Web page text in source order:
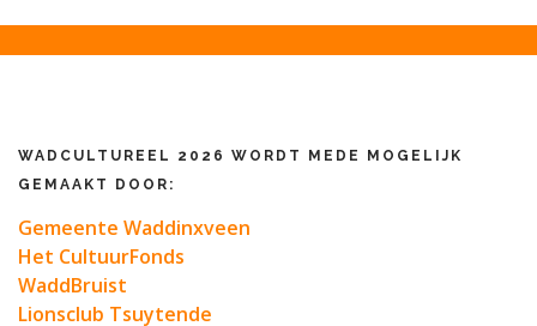
WADCULTUREEL 2026 WORDT MEDE MOGELIJK
GEMAAKT DOOR:
Gemeente Waddinxveen
Het CultuurFonds
WaddBruist
Lionsclub Tsuytende